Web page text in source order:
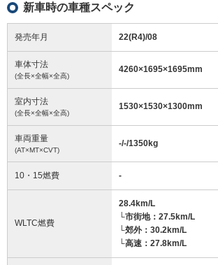
新車時の車種スペック
発売年月 22(R4)/08
車体寸法
(全長×全幅×全高)
4260×1695×1695mm
室内寸法
(全長×全幅×全高)
1530×1530×1300mm
車両重量
(AT×MT×CVT)
-/-/1350kg
10・15燃費 -
WLTC燃費
28.4km/L
└市街地：27.5km/L
└郊外：30.2km/L
└高速：27.8km/L